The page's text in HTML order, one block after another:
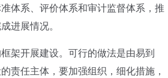
体系、评价体系和审计监督体系，推
进展情况。
架开展建设。可行的做法是由易到
责任主体，要加强组织，细化措施，